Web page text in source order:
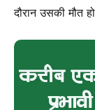
दौरान उसकी मौत